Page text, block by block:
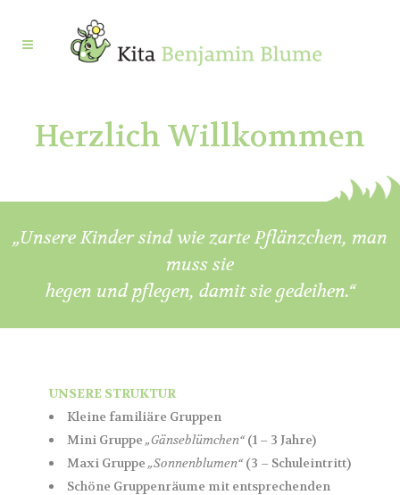
Herzlich Willkommen
„Unsere Kinder sind wie zarte Pflänzchen, man
muss sie
hegen und pflegen, damit sie gedeihen.“
UNSERE STRUKTUR
Kleine familiäre Gruppen
Mini Gruppe „Gänseblümchen“(1 – 3 Jahre)
Maxi Gruppe „Sonnenblumen“(3 – Schuleintritt)
Schöne Gruppenräume mit entsprechenden